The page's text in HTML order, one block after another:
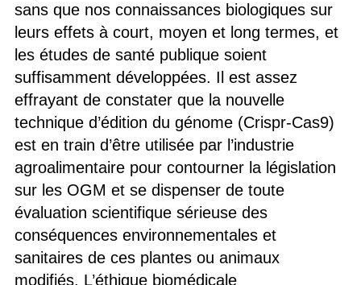
sans que nos connaissances biologiques sur
leurs effets à court, moyen et long termes, et
les études de santé publique soient
suffisamment développées. Il est assez
effrayant de constater que la nouvelle
technique d’édition du génome (Crispr-Cas9)
est en train d’être utilisée par l’industrie
agroalimentaire pour contourner la législation
sur les OGM et se dispenser de toute
évaluation scientifique sérieuse des
conséquences environnementales et
sanitaires de ces plantes ou animaux
modifiés. L’éthique biomédicale